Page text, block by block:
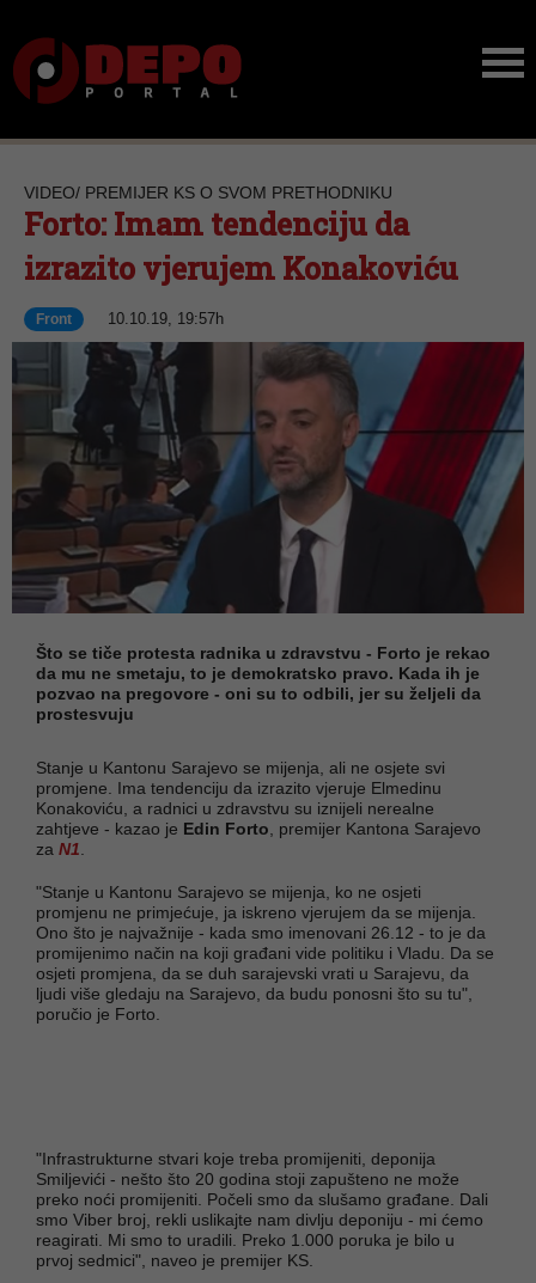
VIDEO/ PREMIJER KS O SVOM PRETHODNIKU
Forto: Imam tendenciju da
izrazito vjerujem Konakoviću
Front 10.10.19, 19:57h
Što se tiče protesta radnika u zdravstvu - Forto je rekao
da mu ne smetaju, to je demokratsko pravo. Kada ih je
pozvao na pregovore - oni su to odbili, jer su željeli da
prostesvuju
Stanje u Kantonu Sarajevo se mijenja, ali ne osjete svi
promjene. Ima tendenciju da izrazito vjeruje Elmedinu
Konakoviću, a radnici u zdravstvu su iznijeli nerealne
zahtjeve - kazao je Edin Forto , premijer Kantona Sarajevo
za N1
"Stanje u Kantonu Sarajevo se mijenja, ko ne osjeti
promjenu ne primjećuje, ja iskreno vjerujem da se mijenja.
Ono što je najvažnije - kada smo imenovani 26.12 - to je da
promijenimo način na koji građani vide politiku i Vladu. Da se
osjeti promjena, da se duh sarajevski vrati u Sarajevu, da
ljudi više gledaju na Sarajevo, da budu ponosni što su tu",
poručio je Forto.
"Infrastrukturne stvari koje treba promijeniti, deponija
Smiljevići - nešto što 20 godina stoji zapušteno ne može
preko noći promijeniti. Počeli smo da slušamo građane. Dali
smo Viber broj, rekli uslikajte nam divlju deponiju - mi ćemo
reagirati. Mi smo to uradili. Preko 1.000 poruka je bilo u
prvoj sedmici", naveo je premijer KS.